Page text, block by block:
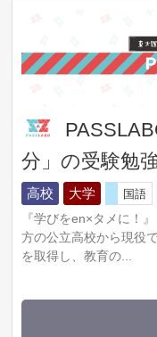
分」の受験勉
高校 大学 国語
『学びをen×タメに！
方の公立高校から現役
を取得し、教育の...